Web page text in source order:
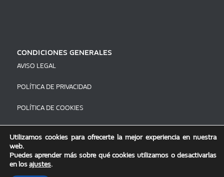
CONDICIONES GENERALES
AVISO LEGAL
POLÍTICA DE PRIVACIDAD
POLÍTICA DE COOKIES
Diseño y desarrollo por
Utilizamos cookies para ofrecerte la mejor experiencia en nuestra
web.
Puedes aprender más sobre qué cookies utilizamos o desactivarlas
en losajustes.